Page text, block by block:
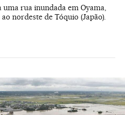
uma rua inundada em Oyama,
nordeste de Tóquio (Japão).